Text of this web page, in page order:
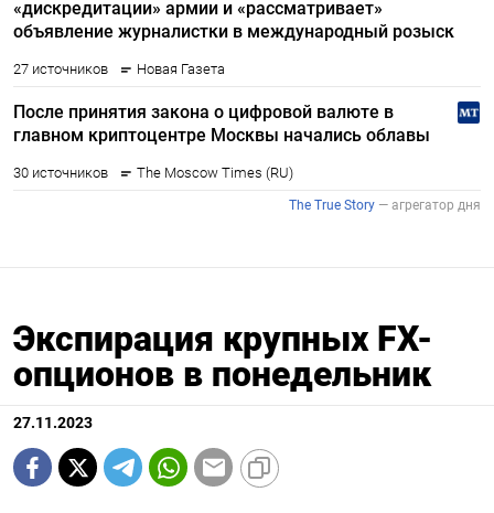
Экспирация крупных FX-
опционов в понедельник
27.11.2023